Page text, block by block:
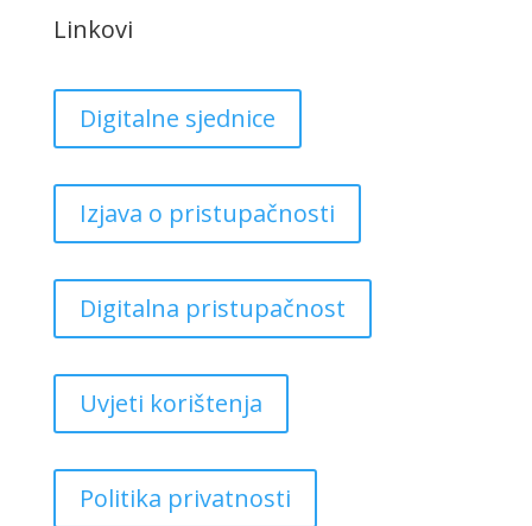
Linkovi
Digitalne sjednice
Izjava o pristupačnosti
Digitalna pristupačnost
Uvjeti korištenja
Politika privatnosti